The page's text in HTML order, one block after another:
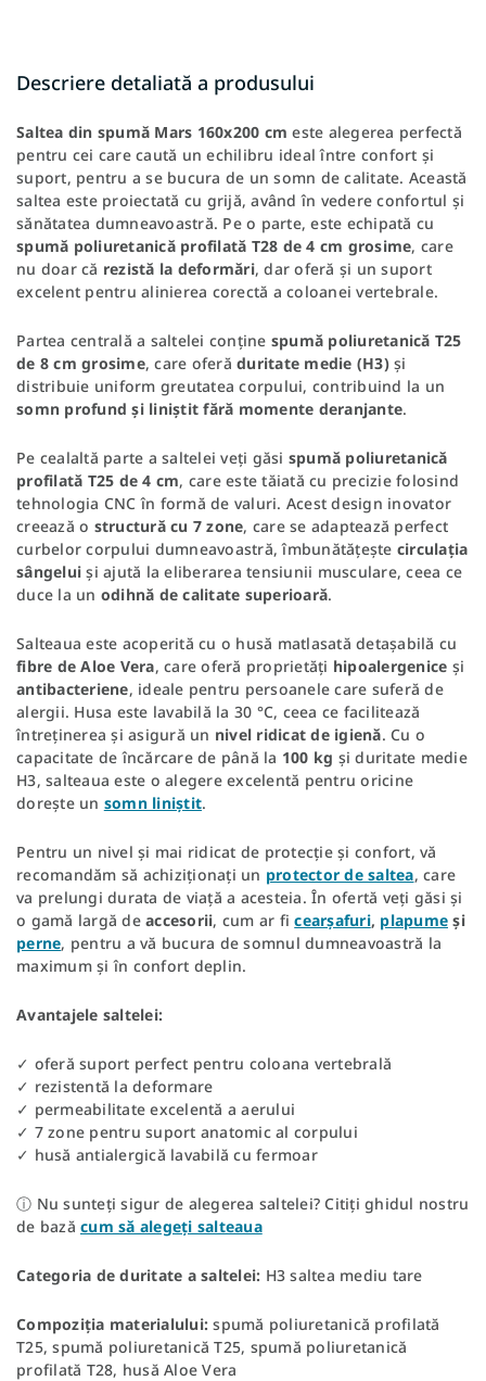
Descriere detaliată a produsului
Saltea din spumă Mars 160x200 cm este alegerea perfectă
pentru cei care caută un echilibru ideal între confort și
suport, pentru a se bucura de un somn de calitate. Această
saltea este proiectată cu grijă, având în vedere confortul și
sănătatea dumneavoastră. Pe o parte, este echipată cu
spumă poliuretanică profilată T28 de 4 cm grosime, care
nu doar că rezistă la deformări, dar oferă și un suport
excelent pentru alinierea corectă a coloanei vertebrale.
Partea centrală a saltelei conține spumă poliuretanică T25
de 8 cm grosime, care oferă duritate medie (H3)și
distribuie uniform greutatea corpului, contribuind la un
somn profund și liniștit fără momente deranjante.
Pe cealaltă parte a saltelei veți găsi spumă poliuretanică
profilată T25 de 4 cm, care este tăiată cu precizie folosind
tehnologia CNC în formă de valuri. Acest design inovator
creează o structură cu 7 zone, care se adaptează perfect
curbelor corpului dumneavoastră, îmbunătățește circulația
sângelui și ajută la eliberarea tensiunii musculare, ceea ce
duce la un odihnă de calitate superioară.
Salteaua este acoperită cu o husă matlasată detașabilă cu
fibre de Aloe Vera, care oferă proprietăți hipoalergenice și
antibacteriene, ideale pentru persoanele care suferă de
alergii. Husa este lavabilă la 30 °C, ceea ce facilitează
întreținerea și asigură un nivel ridicat de igienă. Cu o
capacitate de încărcare de până la 100 kg și duritate medie
H3, salteaua este o alegere excelentă pentru oricine
dorește un somn liniștit.
Pentru un nivel și mai ridicat de protecție și confort, vă
recomandăm să achiziționați un protector de saltea, care
va prelungi durata de viață a acesteia. În ofertă veți găsi și
o gamă largă de accesorii, cum ar ficearșafuri, plapume și
perne, pentru a vă bucura de somnul dumneavoastră la
maximum și în confort deplin.
Avantajele saltelei:
✓ oferă suport perfect pentru coloana vertebrală
✓ rezistentă la deformare
✓ permeabilitate excelentă a aerului
✓ 7 zone pentru suport anatomic al corpului
✓ husă antialergică lavabilă cu fermoar
ⓘ Nu sunteți sigur de alegerea saltelei? Citiți ghidul nostru
de bază cum să alegeți salteaua
Categoria de duritate a saltelei: H3 saltea mediu tare
Compoziția materialului:spumă poliuretanică profilată
T25, spumă poliuretanică T25, spumă poliuretanică
profilată T28, husă Aloe Vera